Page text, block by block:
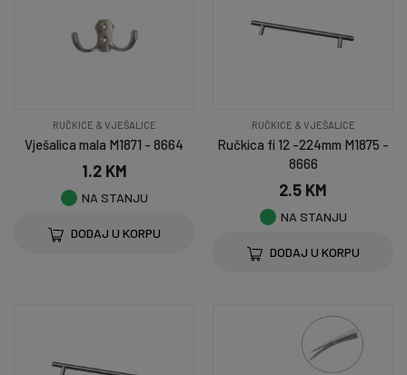
RUČKICE & VJEŠALICE
Vješalica mala M1871 - 8664
1.2 KM
NA STANJU
DODAJ U KORPU
RUČKICE & VJEŠALICE
Ručkica fi 12 -224mm M1875 -
8666
2.5 KM
NA STANJU
DODAJ U KORPU